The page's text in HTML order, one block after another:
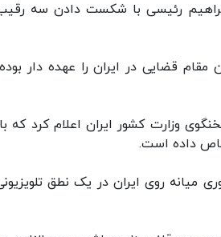
رئیسی با شکست دادن سه
مقام قضایی در ایران را عهده دار
وزارت کشور ایران اعلام کرد که
میانه روی ایران در یک نطق